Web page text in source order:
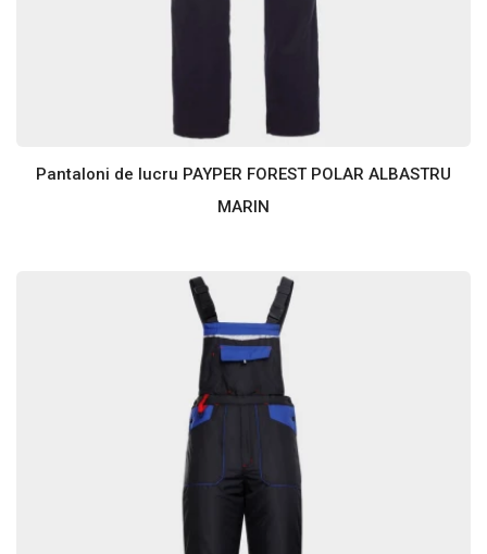
Pantaloni de lucru PAYPER FOREST POLAR ALBASTRU
MARIN